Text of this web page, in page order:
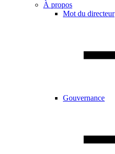
À propos
Mot du directeur
Gouvernance